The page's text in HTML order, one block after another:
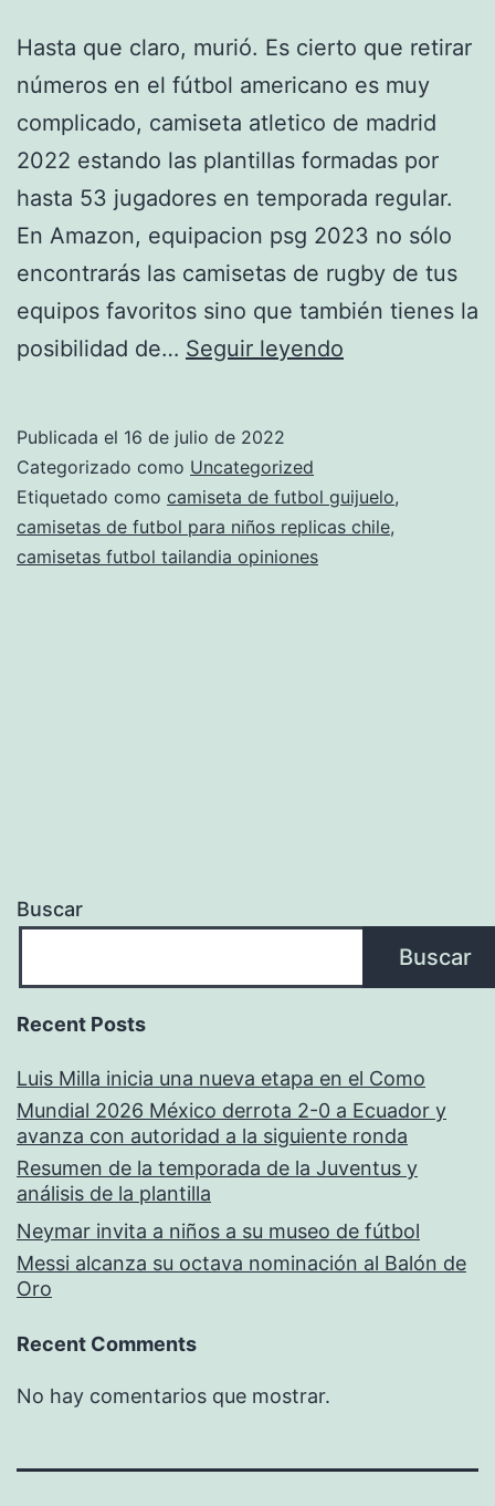
Hasta que claro, murió. Es cierto que retirar
números en el fútbol americano es muy
complicado, camiseta atletico de madrid
2022 estando las plantillas formadas por
hasta 53 jugadores en temporada regular.
En Amazon, equipacion psg 2023 no sólo
encontrarás las camisetas de rugby de tus
equipos favoritos sino que también tienes la
posibilidad de… Seguir leyendo
Publicada el 16 de julio de 2022
Categorizado como Uncategorized
Etiquetado como camiseta de futbol guijuelo,
camisetas de futbol para niños replicas chile,
camisetas futbol tailandia opiniones
Buscar
Buscar
Recent Posts
Luis Milla inicia una nueva etapa en el Como
Mundial 2026 México derrota 2-0 a Ecuador y
avanza con autoridad a la siguiente ronda
Resumen de la temporada de la Juventus y
análisis de la plantilla
Neymar invita a niños a su museo de fútbol
Messi alcanza su octava nominación al Balón de
Oro
Recent Comments
No hay comentarios que mostrar.